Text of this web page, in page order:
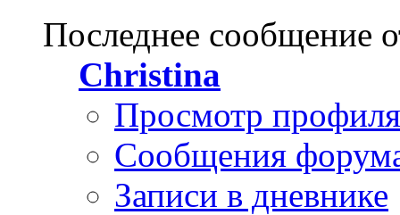
Последнее сообщение
Christina
Просмотр профиля
Сообщения
Записи в дневнике